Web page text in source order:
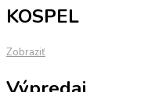
KOSPEL
Zobraziť